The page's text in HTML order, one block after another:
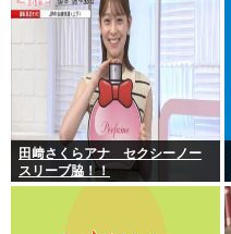
田﨑さくらアナ セクシーノー
スリーブ脇！！